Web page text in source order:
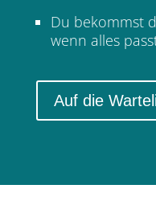
Du bekommst
wenn alles
Auf die